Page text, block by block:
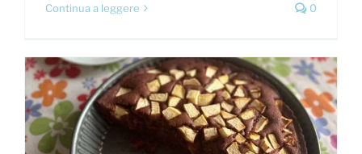
Continua a leggere 0